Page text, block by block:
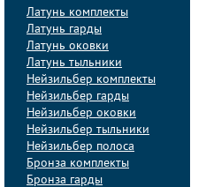
Латунь комплекты
Латунь гарды
Латунь оковки
Латунь тыльники
Нейзильбер комплекты
Нейзильбер гарды
Нейзильбер оковки
Нейзильбер тыльники
Нейзильбер полоса
Бронза комплекты
Бронза гарды